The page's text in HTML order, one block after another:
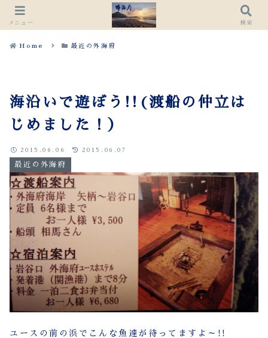
Home 最近の外海府
海沿いで遊ぼう!!(渡船の仲立は
じめました！）
最近の外海府
2015.06.06 2015.06.07
ユースの前の浜でこんな魚達が待ってますよ～!!
メニュー 検索